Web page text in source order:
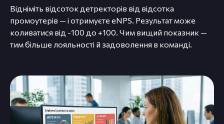
Відніміть відсоток детректорів від відсотка
промоутерів — і отримуєте eNPS. Результат може
коливатися від -100 до +100. Чим вищий показник —
тим більше лояльності й задоволення в команді.